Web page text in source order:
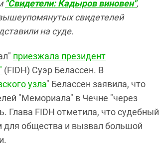
"Свидетели: Кадыров виновен",
свидетелей
на суде.
приезжала президент
(FIDH) Суэр Белассен. В
узла" Белассен заявила, что
"Мемориала" в Чечне "через
Глава FIDH отметила, что судебный
для общества и вызвал большой